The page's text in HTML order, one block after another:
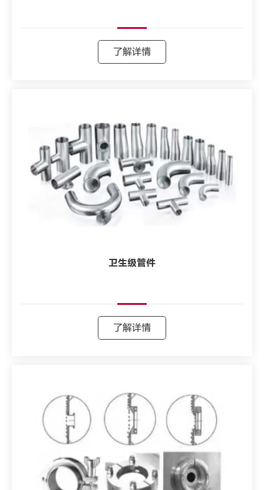
了解详情
卫生级管件
了解详情